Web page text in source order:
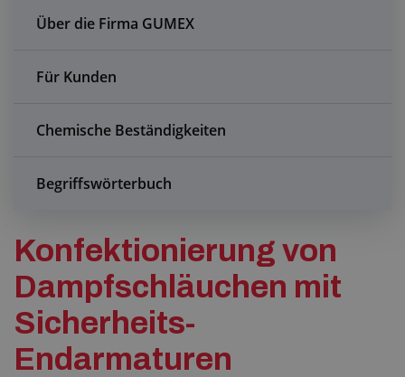
Alles über den Einkauf
Über uns
Über die Firma GUMEX
Für Kunden
Chemische Beständigkeiten
Begriffswörterbuch
Konfektionierung von
Dampfschläuchen mit
Sicherheits-
Endarmaturen